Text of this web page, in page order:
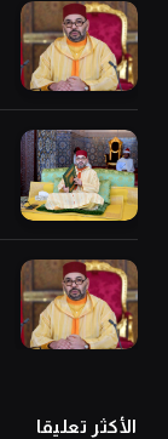
الأكثر تعليقا